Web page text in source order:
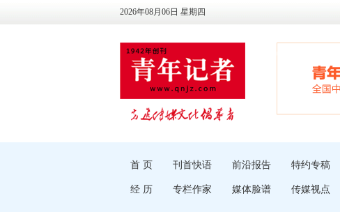
2026年08月06日 星期四
首 页 刊首快语 前沿报告 特约专稿
经 历 专栏作家 媒体脸谱 传媒视点